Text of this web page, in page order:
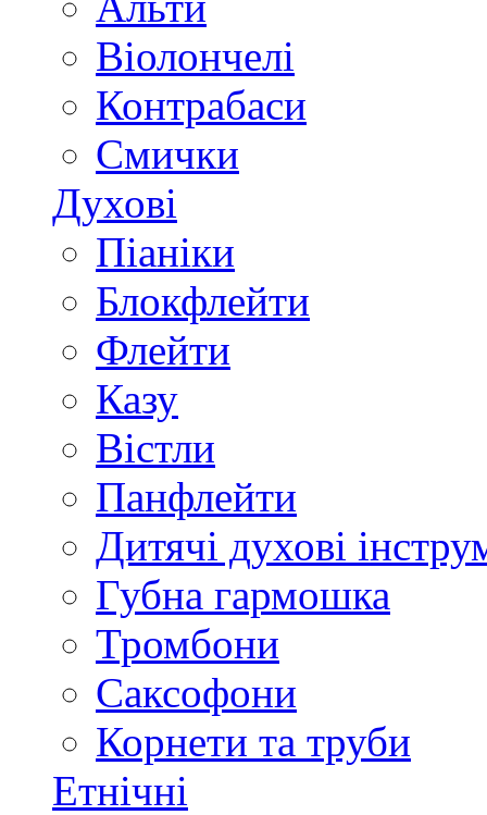
Віолончелі
Контрабаси
Смички
Духові
Піаніки
Блокфлейти
Флейти
Казу
Вістли
Панфлейти
Дитячі духові
Губна гармошка
Тромбони
Саксофони
Корнети та труби
Етнічні